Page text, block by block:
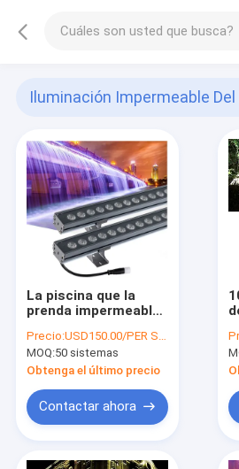
Iluminación Impermeable
La piscina que la
prenda impermeable
de Lightled del
paisaje que pastaba
el accesorio llevó la
lavadora de la pared
Precio:USD150.00/PER SET
MOQ:50 sistemas
Obtenga el último precio
Contactar ahora